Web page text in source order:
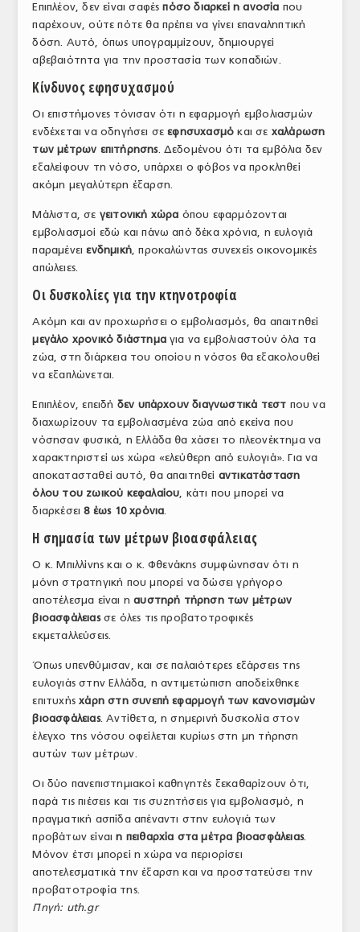
Επιπλέον, δεν είναι σαφέςπόσο διαρκεί η ανοσία που
παρέχουν, ούτε πότε θα πρέπει να γίνει επαναληπτική
δόση. Αυτό, όπως υπογραμμίζουν, δημιουργεί
αβεβαιότητα για την προστασία των κοπαδιών.
Κίνδυνος εφησυχασμού
Οι επιστήμονες τόνισαν ότι η εφαρμογή εμβολιασμών
ενδέχεται να οδηγήσει σεεφησυχασμό και σε χαλάρωση
των μέτρων επιτήρησης. Δεδομένου ότι τα εμβόλια δεν
εξαλείφουν τη νόσο, υπάρχει ο φόβος να προκληθεί
ακόμη μεγαλύτερη έξαρση.
Μάλιστα, σε γειτονική χώρα όπου εφαρμόζονται
εμβολιασμοί εδώ και πάνω από δέκα χρόνια, η ευλογιά
παραμένειενδημική, προκαλώντας συνεχείς οικονομικές
απώλειες.
Οι δυσκολίες για την κτηνοτροφία
Ακόμη και αν προχωρήσει ο εμβολιασμός, θα απαιτηθεί
μεγάλο χρονικό διάστημαγια να εμβολιαστούν όλα τα
ζώα, στη διάρκεια του οποίου η νόσος θα εξακολουθεί
να εξαπλώνεται.
Επιπλέον, επειδή δεν υπάρχουν διαγνωστικά τεστ που να
διαχωρίζουν τα εμβολιασμένα ζώα από εκείνα που
νόσησαν φυσικά, η Ελλάδα θα χάσει το πλεονέκτημα να
χαρακτηριστεί ως χώρα «ελεύθερη από ευλογιά». Για να
αποκατασταθεί αυτό, θα απαιτηθεί αντικατάσταση
όλου του ζωικού κεφαλαίου, κάτι που μπορεί να
διαρκέσει8 έως 10 χρόνια.
Η σημασία των μέτρων βιοασφάλειας
Ο κ. Μπιλλίνης και ο κ. Φθενάκης συμφώνησαν ότι η
μόνη στρατηγική που μπορεί να δώσει γρήγορο
αποτέλεσμα είναι ηαυστηρή τήρηση των μέτρων
βιοασφάλειαςσε όλες τις προβατοτροφικές
εκμεταλλεύσεις.
Όπως υπενθύμισαν, και σε παλαιότερες εξάρσεις της
ευλογιάς στην Ελλάδα, η αντιμετώπιση αποδείχθηκε
επιτυχήςχάρη στη συνεπή εφαρμογή των κανονισμών
βιοασφάλειας. Αντίθετα, η σημερινή δυσκολία στον
έλεγχο της νόσου οφείλεται κυρίως στη μη τήρηση
αυτών των μέτρων.
Οι δύο πανεπιστημιακοί καθηγητές ξεκαθαρίζουν ότι,
παρά τις πιέσεις και τις συζητήσεις για εμβολιασμό, η
πραγματική ασπίδα απέναντι στην ευλογιά των
προβάτων είναιη πειθαρχία στα μέτρα βιοασφάλειας.
Μόνον έτσι μπορεί η χώρα να περιορίσει
αποτελεσματικά την έξαρση και να προστατεύσει την
προβατοτροφία της.
Πηγή: uth.gr